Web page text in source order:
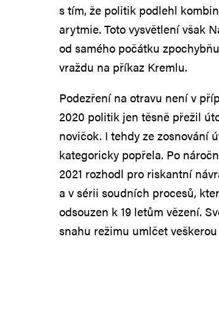
s tím, že politik podlehl
arytmie. Toto vysvětlení však
od samého počátku
vraždu na příkaz Kremlu.
Podezření na otravu není v
2020 politik jen těsně přežil
novičok. I tehdy ze zosnování
kategoricky popřela. Po
2021 rozhodl pro riskantní
a v sérii soudních procesů,
odsouzen k 19 letům vězení.
snahu režimu umlčet